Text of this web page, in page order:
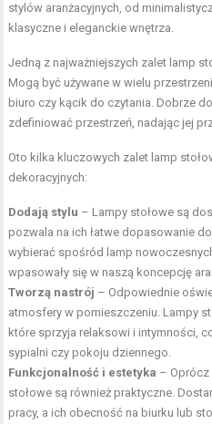
stylów aranżacyjnych, od
klasyczne i eleganckie wnętrza.
Jedną z najważniejszych zalet lamp
Mogą być używane w wielu
biuro czy kącik do czytania. Dobrze
zdefiniować przestrzeń, nadając jej
Oto kilka kluczowych zalet lamp
dekoracyjnych:
Dodają stylu – Lampy stołowe są
pozwala na ich łatwe dopasowanie
wybierać spośród lamp
wpasowały się w naszą koncepcję
Tworzą nastrój – Odpowiednie
atmosfery w pomieszczeniu. Lampy
które sprzyja relaksowi i intymności,
sypialni czy pokoju dziennego.
Funkcjonalność i estetyka – Oprócz
stołowe są również praktyczne.
pracy, a ich obecność na biurku lub